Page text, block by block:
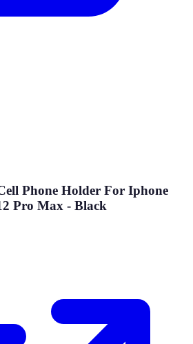
Phone Holder For Iphone
Pro Max - Black